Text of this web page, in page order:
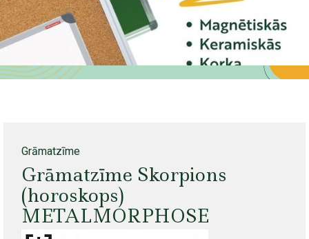
Grāmatzīme
Grāmatzīme Skorpions
(horoskops)
METALMORPHOSE